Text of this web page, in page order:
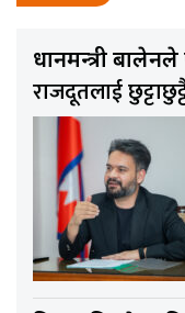
प्रधानमन्त्री बालेनले
राजदूतलाई